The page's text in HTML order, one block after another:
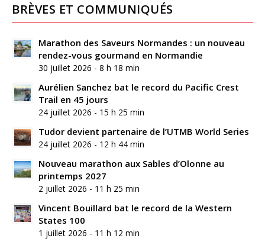
BRÈVES ET COMMUNIQUÉS
Marathon des Saveurs Normandes : un nouveau
rendez-vous gourmand en Normandie
30 juillet 2026 - 8 h 18 min
Aurélien Sanchez bat le record du Pacific Crest
Trail en 45 jours
24 juillet 2026 - 15 h 25 min
Tudor devient partenaire de l’UTMB World Series
24 juillet 2026 - 12 h 44 min
Nouveau marathon aux Sables d’Olonne au
printemps 2027
2 juillet 2026 - 11 h 25 min
Vincent Bouillard bat le record de la Western
States 100
1 juillet 2026 - 11 h 12 min